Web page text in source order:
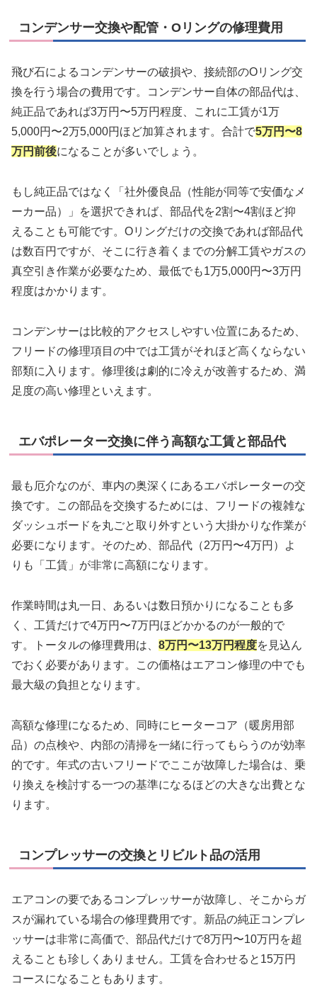
コンデンサー交換や配管・Oリングの修理費用
飛び石によるコンデンサーの破損や、接続部のOリング交
換を行う場合の費用です。コンデンサー自体の部品代は、
純正品であれば3万円〜5万円程度、これに工賃が1万
5,000円〜2万5,000円ほど加算されます。合計で5万円〜8
万円前後になることが多いでしょう。
もし純正品ではなく「社外優良品（性能が同等で安価なメ
ーカー品）」を選択できれば、部品代を2割〜4割ほど抑
えることも可能です。Oリングだけの交換であれば部品代
は数百円ですが、そこに行き着くまでの分解工賃やガスの
真空引き作業が必要なため、最低でも1万5,000円〜3万円
程度はかかります。
コンデンサーは比較的アクセスしやすい位置にあるため、
フリードの修理項目の中では工賃がそれほど高くならない
部類に入ります。修理後は劇的に冷えが改善するため、満
足度の高い修理といえます。
エバポレーター交換に伴う高額な工賃と部品代
最も厄介なのが、車内の奥深くにあるエバポレーターの交
換です。この部品を交換するためには、フリードの複雑な
ダッシュボードを丸ごと取り外すという大掛かりな作業が
必要になります。そのため、部品代（2万円〜4万円）よ
りも「工賃」が非常に高額になります。
作業時間は丸一日、あるいは数日預かりになることも多
く、工賃だけで4万円〜7万円ほどかかるのが一般的で
す。トータルの修理費用は、 8万円〜13万円程度を見込ん
でおく必要があります。この価格はエアコン修理の中でも
最大級の負担となります。
高額な修理になるため、同時にヒーターコア（暖房用部
品）の点検や、内部の清掃を一緒に行ってもらうのが効率
的です。年式の古いフリードでここが故障した場合は、乗
り換えを検討する一つの基準になるほどの大きな出費とな
ります。
コンプレッサーの交換とリビルト品の活用
エアコンの要であるコンプレッサーが故障し、そこからガ
スが漏れている場合の修理費用です。新品の純正コンプレ
ッサーは非常に高価で、部品代だけで8万円〜10万円を超
えることも珍しくありません。工賃を合わせると15万円
コースになることもあります。